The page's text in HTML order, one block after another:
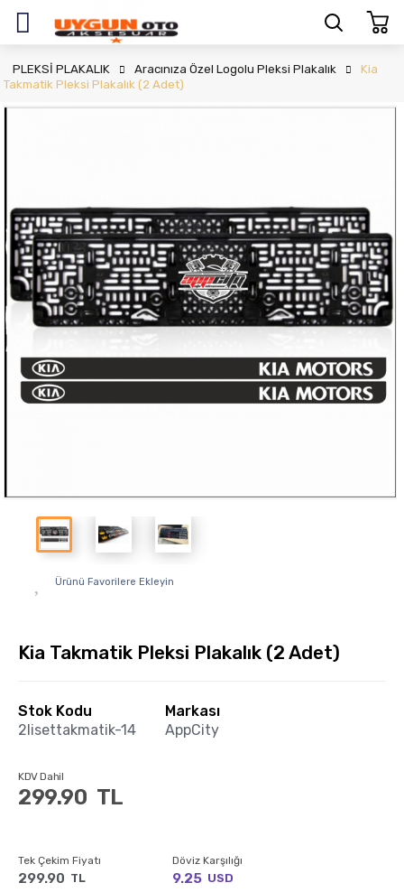
PLEKSİ PLAKALIK Aracınıza Özel Logolu Pleksi Plakalık
Kia
Takmatik Pleksi Plakalık (2 Adet)
Ürünü Favorilere Ekleyin
Kia Takmatik Pleksi Plakalık (2 Adet)
Stok Kodu
2lisettakmatik-14
Markası
AppCity
299.90 TL
KDV Dahil
Tek Çekim Fiyatı
299.90 TL
Döviz Karşılığı
9.25 USD